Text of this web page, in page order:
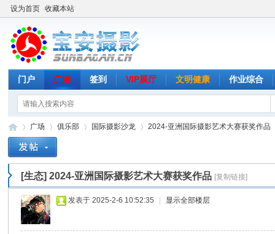
设为首页 收藏本站
门户 广场 签到 VIP展厅 文明健康 作业综合
宝 »
广场
›
俱乐部
›
国际摄影沙龙
›
2024-亚洲国际摄影艺术大赛获奖作品
[生态]2024-亚洲国际摄影艺术大赛获奖作品 [复制链接]
发表于 2025-2-6 10:52:35 显示全部楼层